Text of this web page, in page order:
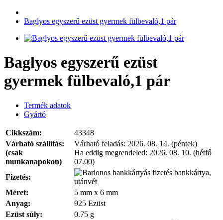
Baglyos egyszerű ezüst gyermek fülbevaló,1 pár
Baglyos egyszerű ezüst
gyermek fülbevaló,1 pár
Termék adatok
Gyártó
Cikkszám:
43348
Várható szállítás:
(csak
munkanapokon)
Várható feladás: 2026. 08. 14. (péntek)
Ha eddig megrendeled: 2026. 08. 10. (hétfő
07.00)
Fizetés:
bankkártya,
utánvét
Méret:
5 mm x 6 mm
Anyag:
925 Ezüst
Ezüst súly:
0.75 g